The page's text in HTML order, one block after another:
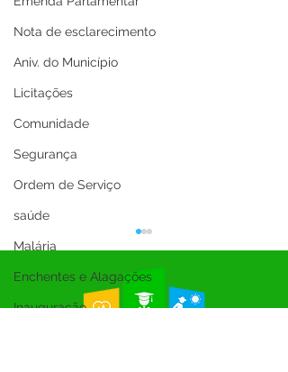
Nota de esclarecimento
Aniv. do Município
Licitações
Comunidade
Segurança
Ordem de Serviço
saúde
Malária
Enchentes e Alagações
Inauguração